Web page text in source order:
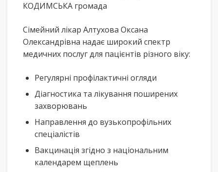
КОДИМСЬКА громада
Сімейний лікар Алтухова Оксана
Олександрівна надає широкий спектр
медичних послуг для пацієнтів різного віку:
Регулярні профілактичні огляди
Діагностика та лікування поширених
захворювань
Направлення до вузькопрофільних
спеціалістів
Вакцинація згідно з національним
календарем щеплень